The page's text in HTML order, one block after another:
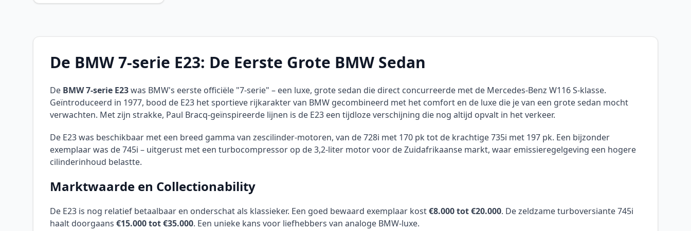
De BMW 7-serie E23: De Eerste Grote BMW Sedan
De BMW 7-serie E23was BMW's eerste officiële "7-serie" – een luxe, grote sedan die direct concurreerde met de Mercedes-Benz W116 S-klasse.
Geïntroduceerd in 1977, bood de E23 het sportieve rijkarakter van BMW gecombineerd met het comfort en de luxe die je van een grote sedan mocht
verwachten. Met zijn strakke, Paul Bracq-geïnspireerde lijnen is de E23 een tijdloze verschijning die nog altijd opvalt in het verkeer.
De E23 was beschikbaar met een breed gamma van zescilinder-motoren, van de 728i met 170 pk tot de krachtige 735i met 197 pk. Een bijzonder
exemplaar was de 745i – uitgerust met een turbocompressor op de 3,2-liter motor voor de Zuidafrikaanse markt, waar emissieregelgeving een hogere
cilinderinhoud belastte.
Marktwaarde en Collectionability
De E23 is nog relatief betaalbaar en onderschat als klassieker. Een goed bewaard exemplaar kost€8.000 tot €20.000. De zeldzame turboversiante 745i
haalt doorgaans €15.000 tot €35.000. Een unieke kans voor liefhebbers van analoge BMW-luxe.